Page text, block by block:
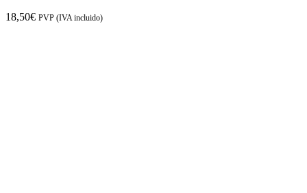
18,50€ PVP (IVA incluido)